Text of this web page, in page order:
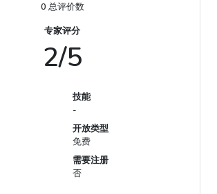
0 总评价数
专家评分
2/5
技能
-
开放类型
免费
需要注册
否